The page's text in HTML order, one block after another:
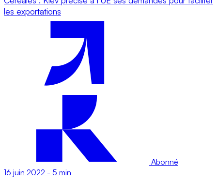
les exportations
Abonné
16 juin 2022 - 5 min